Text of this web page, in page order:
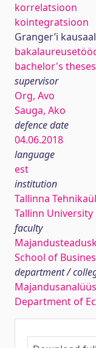
korrelatsioon
kointegratsioon
Granger’i
bachelor's theses
supervisor
Org, Avo
Sauga, Ako
defence date
04.06.2018
language
est
institution
Tallinna
Tallinn
faculty
School of
department /
Department of